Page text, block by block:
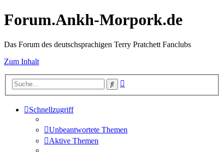
Forum.Ankh-Morpork.de
Das Forum des deutschsprachigen Terry Pratchett Fanclubs
Zum Inhalt
Suche
Schnellzugriff
Unbeantwortete Themen
Aktive Themen